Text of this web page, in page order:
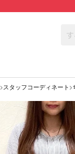
スタッフコーディネート